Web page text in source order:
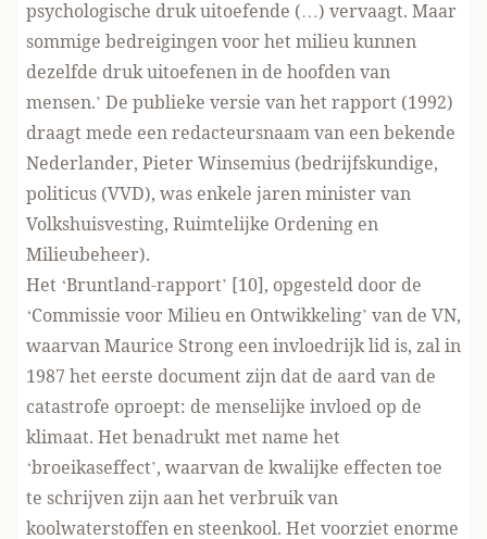
psychologische druk uitoefende (…) vervaagt. Maar
sommige bedreigingen voor het milieu kunnen
dezelfde druk uitoefenen in de hoofden van
mensen.’ De publieke versie van het rapport (1992)
draagt mede een redacteursnaam van een bekende
Nederlander, Pieter Winsemius (bedrijfskundige,
politicus (VVD), was enkele jaren minister van
Volkshuisvesting, Ruimtelijke Ordening en
Milieubeheer).
Het ‘Bruntland-rapport’ [10], opgesteld door de
‘Commissie voor Milieu en Ontwikkeling’ van de VN,
waarvan Maurice Strong een invloedrijk lid is, zal in
1987 het eerste document zijn dat de aard van de
catastrofe oproept: de menselijke invloed op de
klimaat. Het benadrukt met name het
‘broeikaseffect’, waarvan de kwalijke effecten toe
te schrijven zijn aan het verbruik van
koolwaterstoffen en steenkool. Het voorziet enorme